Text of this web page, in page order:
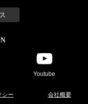
Youtube
シー 会社概要